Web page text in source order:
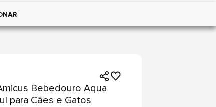
Bebedouro Aqua
para Cães e Gatos